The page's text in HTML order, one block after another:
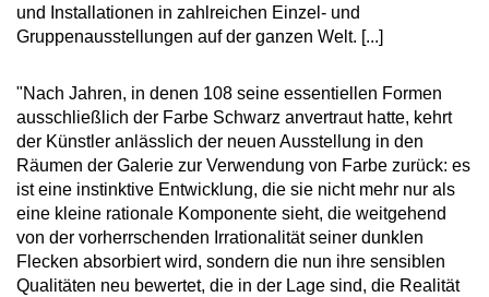
und Installationen in zahlreichen Einzel- und
Gruppenausstellungen auf der ganzen Welt. [...]
"Nach Jahren, in denen 108 seine essentiellen Formen
ausschließlich der Farbe Schwarz anvertraut hatte, kehrt
der Künstler anlässlich der neuen Ausstellung in den
Räumen der Galerie zur Verwendung von Farbe zurück: es
ist eine instinktive Entwicklung, die sie nicht mehr nur als
eine kleine rationale Komponente sieht, die weitgehend
von der vorherrschenden Irrationalität seiner dunklen
Flecken absorbiert wird, sondern die nun ihre sensiblen
Qualitäten neu bewertet, die in der Lage sind, die Realität